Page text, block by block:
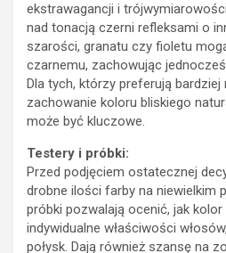
ekstrawagancji i
nad tonacją czerni refleksami o
szarości, granatu czy fioletu
czarnemu, zachowując
Dla tych, którzy preferują bardziej
zachowanie koloru bliskiego
może być kluczowe.
Testery i próbki:
Przed podjęciem ostatecznej
drobne ilości farby na niewielkim
próbki pozwalają ocenić, jak
indywidualne właściwości
połysk. Dają również szansę na